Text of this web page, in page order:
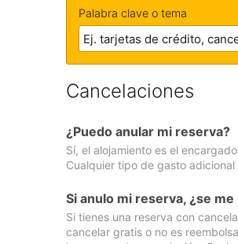
Palabra clave o tema
Cancelaciones
¿Puedo anular mi reserva?
Sí, el alojamiento es el
Cualquier tipo de gasto
Si anulo mi reserva, ¿se
Si tienes una reserva con
cancelar gratis o no es